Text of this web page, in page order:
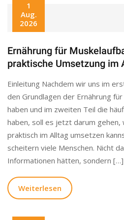
1
Aug.
2026
Ernährung für
praktische Umsetzung im
Einleitung Nachdem wir uns im
den Grundlagen der Ernährung
haben und im zweiten Teil die
haben, soll es jetzt darum gehen,
praktisch im Alltag umsetzen
scheitern viele Menschen. Nicht
Informationen hätten, sondern […]
Weiterlesen